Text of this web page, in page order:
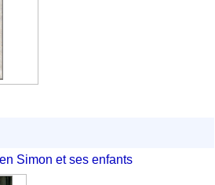
Simon et ses enfants